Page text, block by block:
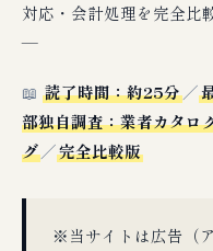
対応・会計処理を完全比
—
📖 読了時間：約25分／
部独自調査：業者カタ
グ／完全比較版
※当サイトは広告（